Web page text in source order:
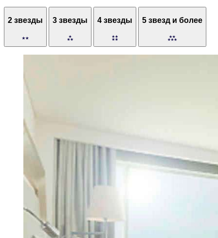
2 звезды 3 звезды 4 звезды 5 звезд и более